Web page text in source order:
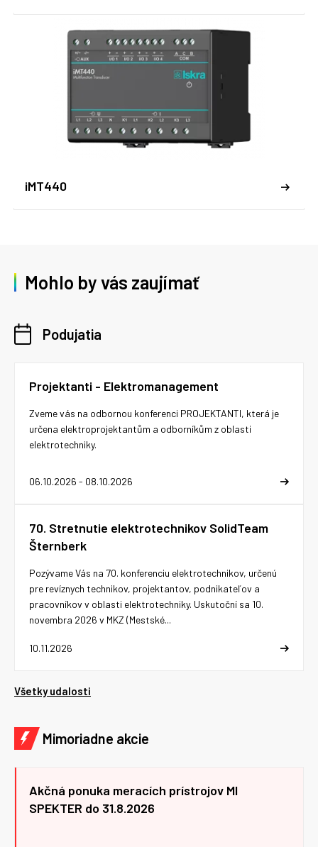
iMT440
Mohlo by vás zaujímať
Podujatia
Projektanti - Elektromanagement
06.10.2026 - 08.10.2026
Zveme vás na odbornou konferenci PROJEKTANTI, která je
určena elektroprojektantům a odborníkům z oblasti
elektrotechniky.
70. Stretnutie elektrotechnikov SolidTeam
Šternberk
10.11.2026
Pozývame Vás na 70. konferenciu elektrotechnikov, určenú
pre revíznych technikov, projektantov, podnikateľov a
pracovníkov v oblasti elektrotechniky. Uskutoční sa 10.
novembra 2026 v MKZ (Mestské...
Všetky udalosti
Mimoriadne akcie
Akčná ponuka meracích prístrojov MI
SPEKTER do 31.8.2026